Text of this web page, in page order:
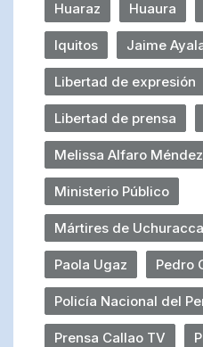
Huaraz Huaura
Iquitos Jaime
Libertad de expresión
Libertad de prensa
Melissa Alfaro Méndez
Ministerio Público
Mártires de
Paola Ugaz Pedro
Policía Nacional del
Prensa Callao TV